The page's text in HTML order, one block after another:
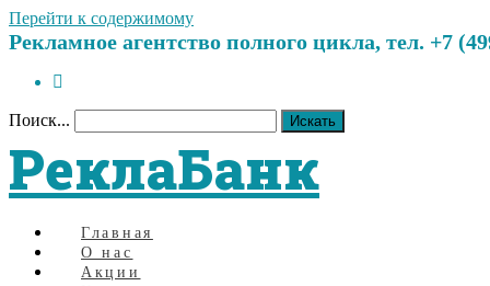
Перейти к содержимому
Рекламное агентство полного цикла, тел. +7
Поиск... Искать
РеклаБанк
Главная
О нас
Акции